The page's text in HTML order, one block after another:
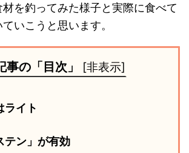
材を釣ってみた様子と実際に食べて
いこうと思います。
事の「目次」 [非表示]
ライト
テン」が有効